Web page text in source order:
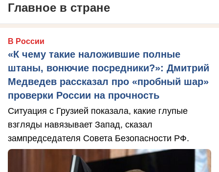
Главное в стране
В России
«К чему такие наложившие полные
штаны, вонючие посредники?»: Дмитрий
Медведев рассказал про «пробный шар»
проверки России на прочность
Ситуация с Грузией показала, какие глупые
взгляды навязывает Запад, сказал
зампредседателя Совета Безопасности РФ.